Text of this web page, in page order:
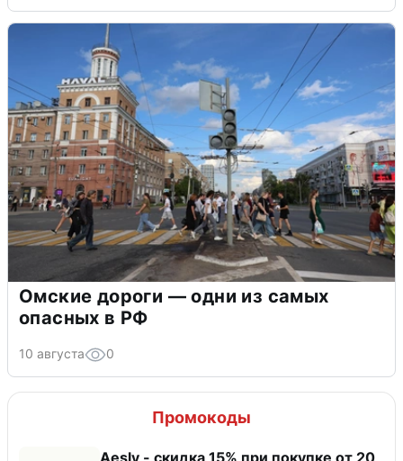
Омские дороги — одни из самых
опасных в РФ
10 августа 0
Промокоды
Aesly - скидка 15% при покупке от 20